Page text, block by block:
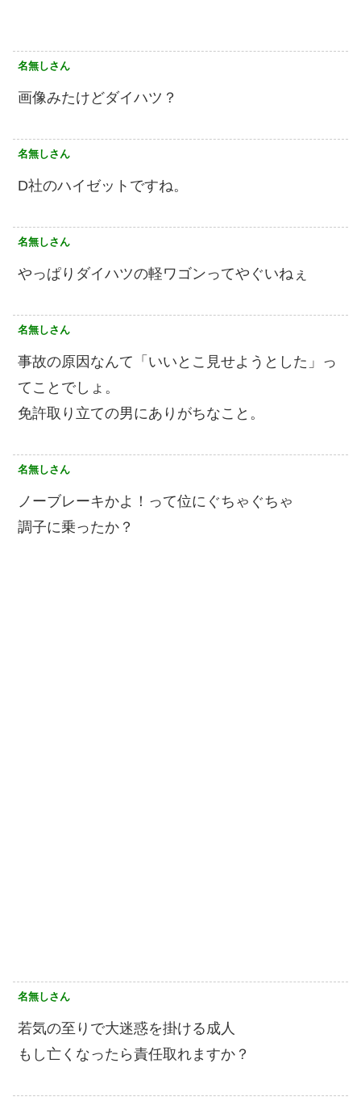
名無しさん
画像みたけどダイハツ？
名無しさん
D社のハイゼットですね。
名無しさん
やっぱりダイハツの軽ワゴンってやぐいねぇ
名無しさん
事故の原因なんて「いいとこ見せようとした」っ
てことでしょ。
免許取り立ての男にありがちなこと。
名無しさん
ノーブレーキかよ！って位にぐちゃぐちゃ
調子に乗ったか？
名無しさん
若気の至りで大迷惑を掛ける成人
もし亡くなったら責任取れますか？